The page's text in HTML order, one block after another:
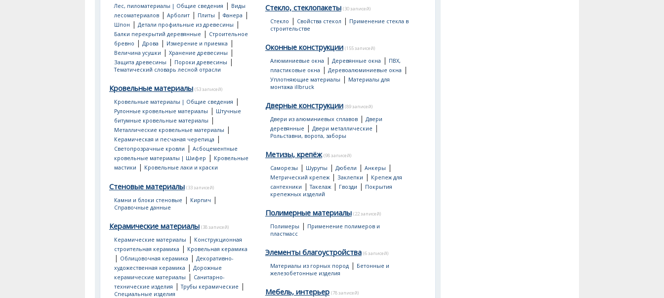
Лес, пиломатериалы | Общие сведения | Виды
лесоматериалов| Арболит| Плиты | Фанера |
Шпон | Детали профильные из древесины |
Балки перекрытий деревянные | Строительное
бревно | Дрова | Измерение и приемка |
Величина усушки | Хранение древесины |
Защита древесины | Пороки древесины |
Тематический словарь лесной отрасли
Кровельные материалы (53 записей)
Кровельные материалы | Общие сведения |
Рулонные кровельные материалы | Штучные
битумные кровельные материалы |
Металлические кровельные материалы |
Керамическая и песчаная черепица |
Светопрозрачные кровли | Асбоцементные
кровельные материалы | Шифер | Кровельные
мастики | Кровельные лаки и краски
Стеновые материалы (33 записей)
Камни и блоки стеновые | Кирпич |
Справочные данные
Керамические материалы (38 записей)
Керамические материалы | Конструкционная
строительная керамика | Кровельная керамика
| Облицовочная керамика | Декоративно-
художественная керамика | Дорожные
керамические материалы | Санитарно-
технические изделия |Трубы керамические |
Специальные изделия
Стекло, стеклопакеты (30 записей)
Стекло | Свойства стекол | Применение стекла в
строительстве
Оконные конструкции (155 записей)
Алюминиевые окна | Деревянные окна | ПВХ,
пластиковые окна | Деревоалюминиевые окна |
Уплотняющие материалы | Материалы для
монтажа illbruck
Дверные конструкции (89 записей)
Двери из алюминиевых сплавов| Двери
деревянные | Двери металлические |
Рольставни, ворота, заборы
Метизы, крепёж (98 записей)
Саморезы | Шурупы | Дюбели | Анкеры |
Метрический крепеж| Заклепки | Крепеж для
сантехники |Такелаж| Гвозди | Покрытия
крепежных изделий
Полимерные материалы (22 записей)
Полимеры | Применение полимеров и
пластмасс
Элементы благоустройства (6 записей)
Материалы из горных пород| Бетонные и
железобетонные изделия
Мебель, интерьер (78 записей)